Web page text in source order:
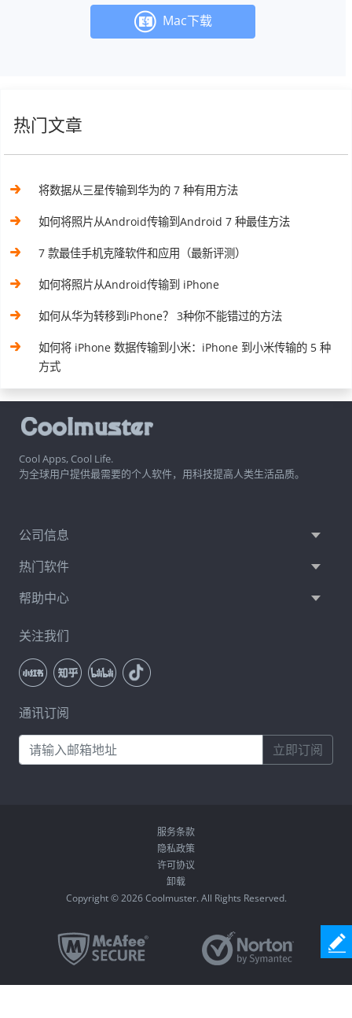
Mac下载
热门文章
将数据从三星传输到华为的 7 种有用方法
如何将照片从Android传输到Android 7 种最佳方法
7 款最佳手机克隆软件和应用（最新评测）
如何将照片从Android传输到 iPhone
如何从华为转移到iPhone？ 3种你不能错过的方法
如何将 iPhone 数据传输到小米：iPhone 到小米传输的 5 种
方式
Cool Apps, Cool Life.
为全球用户提供最需要的个人软件，用科技提高人类生活品质。
公司信息
热门软件
帮助中心
关注我们
通讯订阅
立即订阅
服务条款
隐私政策
许可协议
卸载
Copyright © 2026 Coolmuster. All Rights Reserved.